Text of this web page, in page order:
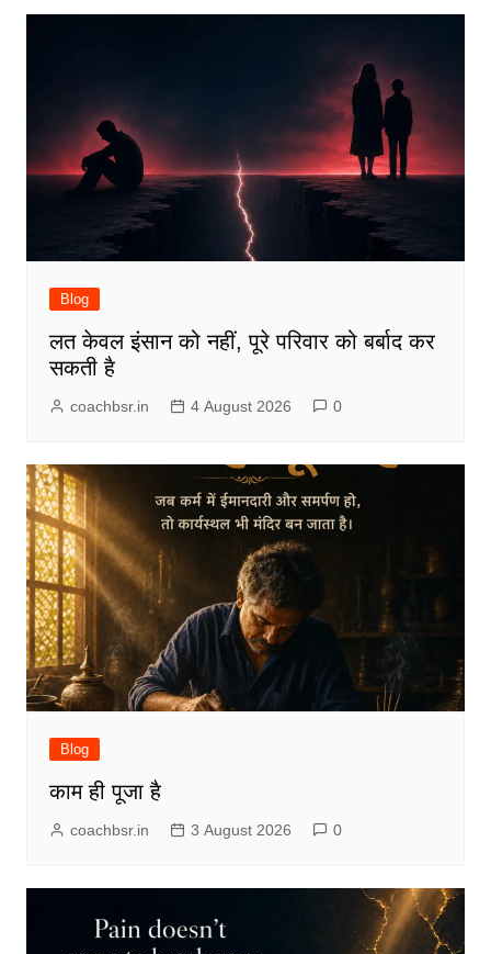
Blog
लत केवल इंसान को नहीं, पूरे परिवार को बर्बाद कर
सकती है
coachbsr.in 4 August 2026 0
Blog
काम ही पूजा है
coachbsr.in 3 August 2026 0